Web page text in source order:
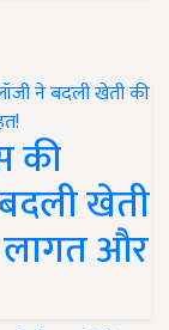
की
खेती
लागत और